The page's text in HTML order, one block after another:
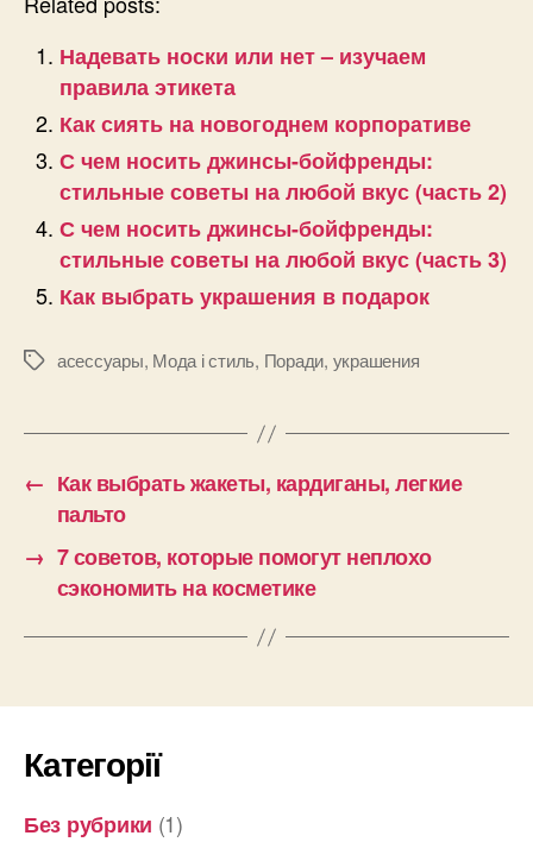
Надевать носки или нет – изучаем
правила этикета
Как сиять на новогоднем корпоративе
С чем носить джинсы-бойфренды:
стильные советы на любой вкус (часть 2)
С чем носить джинсы-бойфренды:
стильные советы на любой вкус (часть 3)
Как выбрать украшения в подарок
Позначки
асессуары, Мода і стиль, Поради, украшения
← Как выбрать жакеты, кардиганы, легкие
пальто
→ 7 советов, которые помогут неплохо
сэкономить на косметике
Категорії
Без рубрики (1)